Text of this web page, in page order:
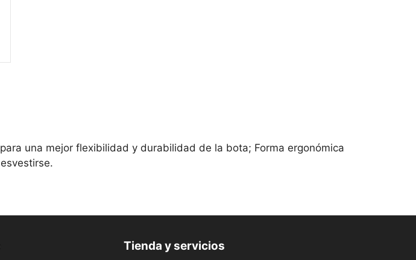
una mejor flexibilidad y durabilidad de la bota; Forma ergonómica
Tienda y servicios